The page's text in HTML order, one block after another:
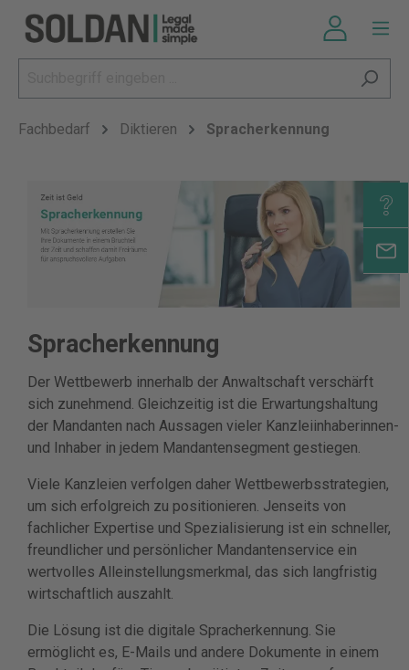
Fachbedarf Diktieren Spracherkennung
Spracherkennung
Der Wettbewerb innerhalb der Anwaltschaft verschärft
sich zunehmend. Gleichzeitig ist die Erwartungshaltung
der Mandanten nach Aussagen vieler Kanzleiinhaberinnen-
und Inhaber in jedem Mandantensegment gestiegen.
Viele Kanzleien verfolgen daher Wettbewerbsstrategien,
um sich erfolgreich zu positionieren. Jenseits von
fachlicher Expertise und Spezialisierung ist ein schneller,
freundlicher und persönlicher Mandantenservice ein
wertvolles Alleinstellungsmerkmal, das sich langfristig
wirtschaftlich auszahlt.
Die Lösung ist die digitale Spracherkennung. Sie
ermöglicht es, E-Mails und andere Dokumente in einem